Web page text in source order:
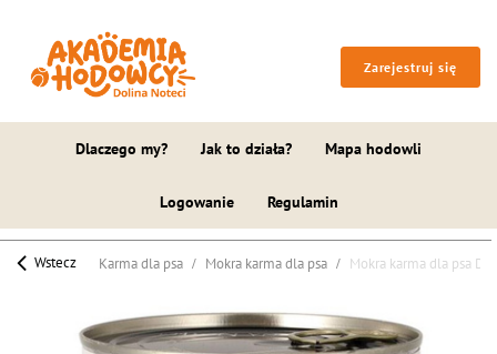
Zarejestruj się
Dlaczego my? Jak to działa? Mapa hodowli
Logowanie Regulamin
Wstecz Karma dla psa Mokra karma dla psa Mokra karma dla psa